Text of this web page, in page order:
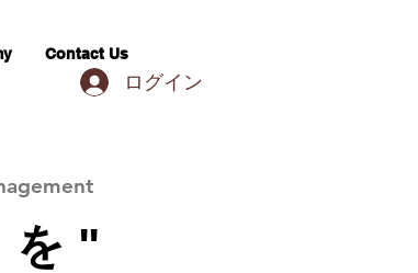
Contact Us
ログイン
を "